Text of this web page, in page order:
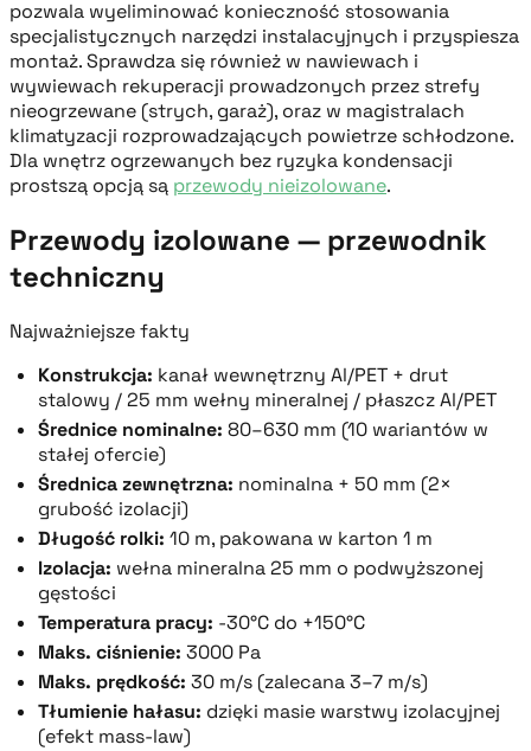
pozwala wyeliminować konieczność stosowania
specjalistycznych narzędzi instalacyjnych i przyspiesza
montaż. Sprawdza się również w nawiewach i
wywiewach rekuperacji prowadzonych przez strefy
nieogrzewane (strych, garaż), oraz w magistralach
klimatyzacji rozprowadzających powietrze schłodzone.
Dla wnętrz ogrzewanych bez ryzyka kondensacji
prostszą opcją są przewody nieizolowane.
Przewody izolowane — przewodnik
techniczny
Najważniejsze fakty
Konstrukcja: kanał wewnętrzny Al/PET + drut
stalowy / 25 mm wełny mineralnej / płaszcz Al/PET
Średnice nominalne: 80–630 mm (10 wariantów w
stałej ofercie)
Średnica zewnętrzna: nominalna + 50 mm (2×
grubość izolacji)
Długość rolki: 10 m, pakowana w karton 1 m
Izolacja: wełna mineralna 25 mm o podwyższonej
gęstości
Temperatura pracy: -30°C do +150°C
Maks. ciśnienie: 3000 Pa
Maks. prędkość: 30 m/s (zalecana 3–7 m/s)
Tłumienie hałasu: dzięki masie warstwy izolacyjnej
(efekt mass-law)